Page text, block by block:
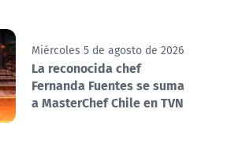
Miércoles 5 de agosto de 2026
La reconocida chef
Fernanda Fuentes se suma
a MasterChef Chile en TVN